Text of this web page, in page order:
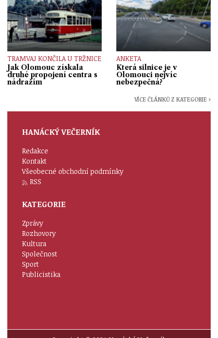
TRAMVAJ KONČILA U TRŽNICE
Jak Olomouc získala
druhé propojení centra s
nádražím
ANKETA
Která silnice je v
Olomouci nejvíc
nebezpečná?
VÍCE ČLÁNKŮ Z KATEGORIE ›
HANÁCKÝ VEČERNÍK
Redakce
Kontakt
Všeobecné obchodní podmínky
RSS
KATEGORIE
Zprávy
Rozhovory
Kultura
Společnost
Sport
Publicistika